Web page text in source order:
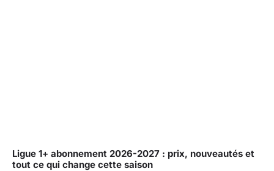
Ligue 1+ abonnement 2026-2027 : prix, nouveautés et
tout ce qui change cette saison